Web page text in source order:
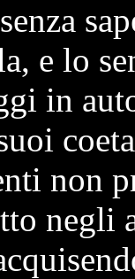
e lo
in
non
negli